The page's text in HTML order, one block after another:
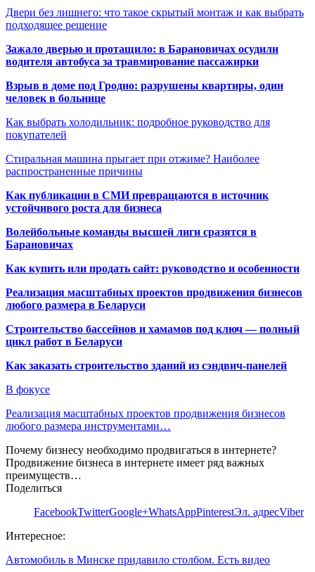
Двери без лишнего: что такое скрытый монтаж и как выбрать
подходящее решение
Зажало дверью и протащило: в Барановичах осудили
водителя автобуса за травмирование пассажирки
Взрыв в доме под Гродно: разрушены квартиры, один
человек в больнице
Как выбрать холодильник: подробное руководство для
покупателей
Стиральная машина прыгает при отжиме? Наиболее
распространенные причины
Как публикации в СМИ превращаются в источник
устойчивого роста для бизнеса
Волейбольные команды высшей лиги сразятся в
Барановичах
Как купить или продать сайт: руководство и особенности
Реализация масштабных проектов продвижения бизнесов
любого размера в Беларуси
Строительство бассейнов и хамамов под ключ — полный
цикл работ в Беларуси
Как заказать строительство зданий из сэндвич-панелей
В фокусе
Реализация масштабных проектов продвижения бизнесов
любого размера инструментами…
Почему бизнесу необходимо продвигаться в интернете?
Продвижение бизнеса в интернете имеет ряд важных
преимуществ…
Поделиться
FacebookTwitterGoogle+WhatsAppPinterestЭл. адресViber
Интересное:
Автомобиль в Минске придавило столбом. Есть видео